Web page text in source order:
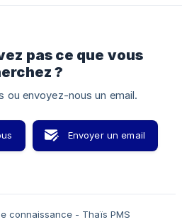
pas ce que vous
?
ou envoyez-nous un email.
Envoyer un email